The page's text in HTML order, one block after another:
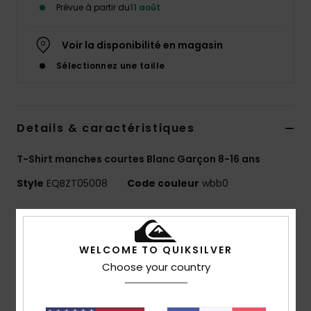
Prévue à partir du11 août
Voir la disponibilité en magasin
Sélectionnez une taille
Details & caractéristiques
T-Shirt manches courtes Blanc Garçon 8-16 ans
Style EQBZT05008 Code couleur wbb0
Caractéristiques
MADE BETTER
25 % de coton recyclé issu de chutes de production
WELCOME TO QUIKSILVER
Choose your country